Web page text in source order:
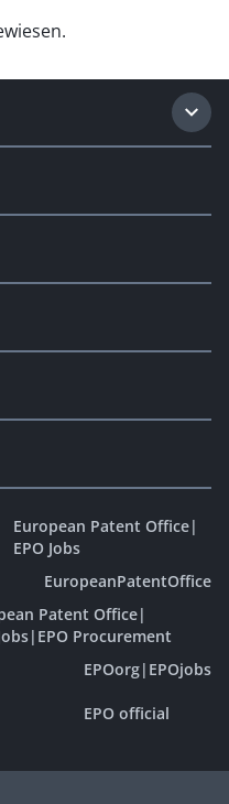
European Patent Office|
EPO Jobs
EuropeanPatentOffice
Patent Office|
| EPO Procurement
EPOorg| EPOjobs
EPO official